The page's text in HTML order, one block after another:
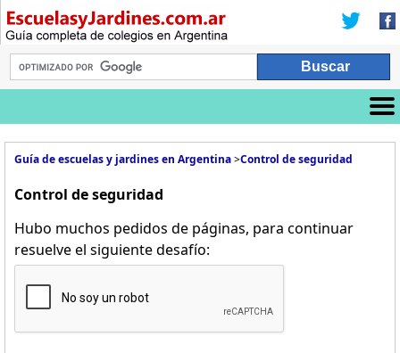
Guía de escuelas y jardines en Argentina>Control de seguridad
Control de seguridad
Hubo muchos pedidos de páginas, para continuar
resuelve el siguiente desafío: